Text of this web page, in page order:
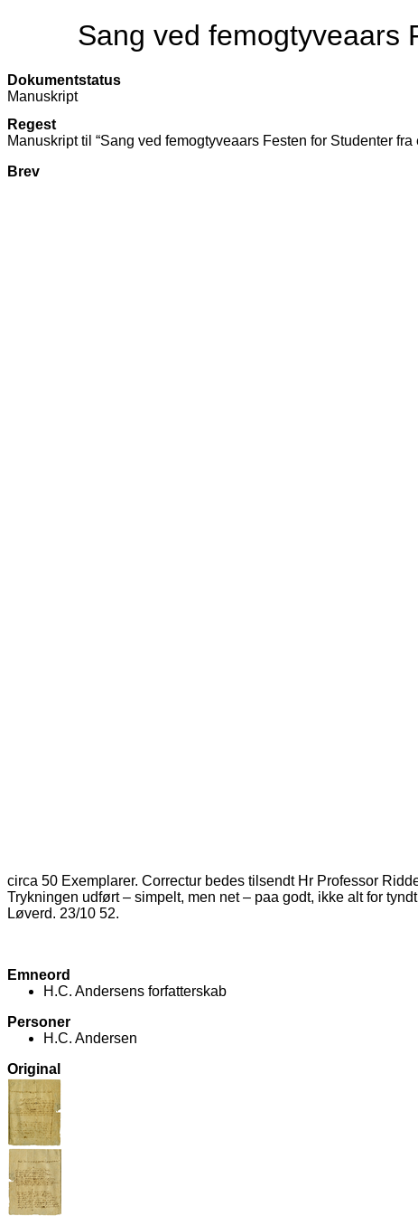
Sang ved femogtyveaars
Dokumentstatus
Manuskript
Regest
Manuskript til “Sang ved femogtyveaars Festen for Studenter fra
Brev
circa 50 Exemplarer. Correctur bedes tilsendt Hr Professor
Trykningen udført – simpelt, men net – paa godt, ikke alt for
Løverd. 23/10 52.
Emneord
H.C. Andersens forfatterskab
Personer
H.C. Andersen
Original